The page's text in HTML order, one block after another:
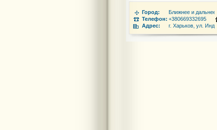
Город:
Ближнее и
Телефон: +380669332695
Адрес:
г. Харьков, ул.